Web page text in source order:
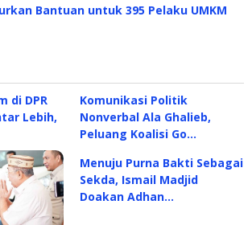
Bantuan untuk 395 Pelaku UMKM
di DPR
Lebih,
Komunikasi Politik
Nonverbal Ala Ghalieb,
Peluang Koalisi Go…
Menuju Purna Bakti Sebagai
Sekda, Ismail Madjid
Doakan Adhan…